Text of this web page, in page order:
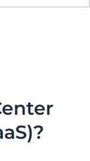
zijn de